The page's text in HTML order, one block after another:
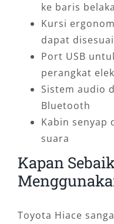
ke baris
Kursi
dapat
Port USB
perangkat
Sistem audio
Bluetooth
Kabin senyap
suara
Kapan
Toyota Hiace